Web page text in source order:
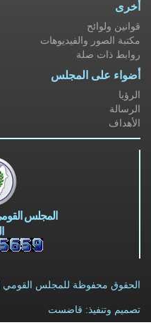
أخرى
قوانين ولوائح
مكتبة الصور والفيديوهات
روابط ذات صلة
أضواء على المجلس
الرؤيا
الرسالة
الأهداف
المجلس
الحقوق محفوظة للمجلس القومي
تصميم وتنفيذ: قاضست